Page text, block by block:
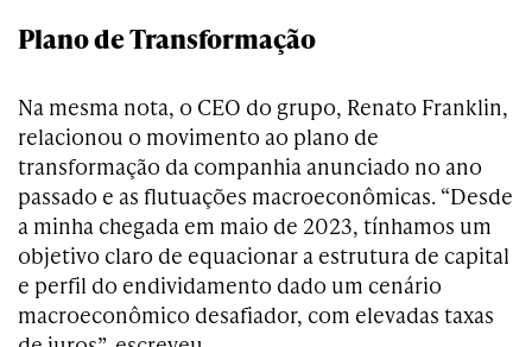
Plano de Transformação
Na mesma nota, o CEO do grupo, Renato Franklin,
relacionou o movimento ao plano de
transformação da companhia anunciado no ano
passado e as flutuações macroeconômicas. “Desde
a minha chegada em maio de 2023, tínhamos um
objetivo claro de equacionar a estrutura de capital
e perfil do endividamento dado um cenário
macroeconômico desafiador, com elevadas taxas